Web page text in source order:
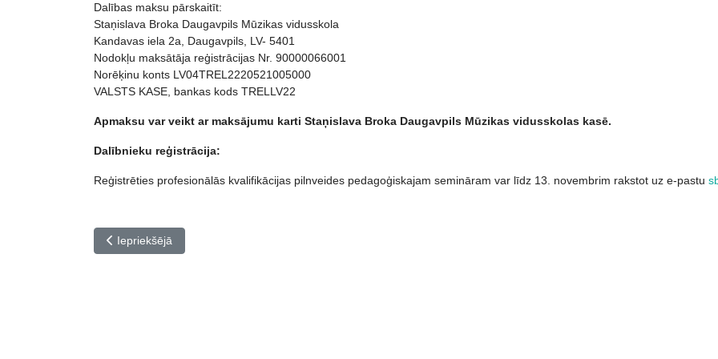
Dalības maksu pārskaitīt:
Staņislava Broka Daugavpils Mūzikas vidusskola
Kandavas iela 2a, Daugavpils, LV- 5401
Nodokļu maksātāja reģistrācijas Nr. 90000066001
Norēķinu konts LV04TREL2220521005000
VALSTS KASE, bankas kods TRELLV22
Apmaksu var veikt ar maksājumu karti Staņislava Broka Daugavpils Mūzikas vidusskolas kasē.
Dalībnieku reģistrācija:
Reģistrēties profesionālās kvalifikācijas pilnveides pedagoģiskajam semināram var līdz 13. novembrim rakstot uz e-pastu
Iepriekšējais raksts: Pedagogu profesionālās pilnveides metodiskais seminārs Taustiņinstrumentu spēles - Akordeona
Iepriekšējā